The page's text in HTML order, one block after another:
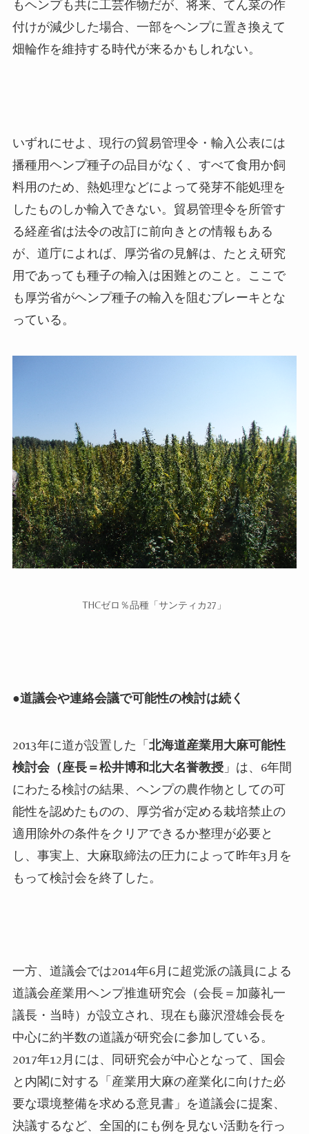
もヘンプも共に工芸作物だが、将来、てん菜の作
付けが減少した場合、一部をヘンプに置き換えて
畑輪作を維持する時代が来るかもしれない。
いずれにせよ、現行の貿易管理令・輸入公表には
播種用ヘンプ種子の品目がなく、すべて食用か飼
料用のため、熱処理などによって発芽不能処理を
したものしか輸入できない。貿易管理令を所管す
る経産省は法令の改訂に前向きとの情報もある
が、道庁によれば、厚労省の見解は、たとえ研究
用であっても種子の輸入は困難とのこと。ここで
も厚労省がヘンプ種子の輸入を阻むブレーキとな
っている。
THCゼロ％品種「サンティカ27 」
●道議会や連絡会議で可能性の検討は続く
2013年に道が設置した「北海道産業用大麻可能性
検討会（座長＝松井博和北大名誉教授」は、 6年間
にわたる検討の結果、ヘンプの農作物としての可
能性を認めたものの、厚労省が定める栽培禁止の
適用除外の条件をクリアできるか整理が必要と
し、事実上、大麻取締法の圧力によって昨年3 月を
もって検討会を終了した。
一方、道議会では2014年6月に超党派の議員による
道議会産業用ヘンプ推進研究会（会長＝加藤礼一
議長・当時）が設立され、現在も藤沢澄雄会長を
中心に約半数の道議が研究会に参加している。
2017年12 月には、同研究会が中心となって、 国会
と内閣に対する「産業用大麻の産業化に向けた必
要な環境整備を求める意見書」を道議会に提案、
決議するなど、全国的にも例を見ない活動を行っ